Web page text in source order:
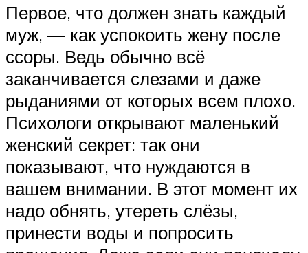
Первое, что должен знать каждый
муж, — как успокоить жену после
ссоры. Ведь обычно всё
заканчивается слезами и даже
рыданиями от которых всем плохо.
Психологи открывают маленький
женский секрет: так они
показывают, что нуждаются в
вашем внимании. В этот момент их
надо обнять, утереть слёзы,
принести воды и попросить